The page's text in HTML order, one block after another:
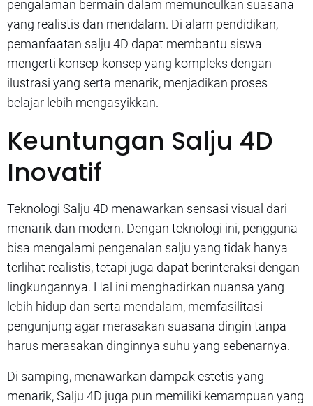
pengalaman bermain dalam memunculkan suasana
yang realistis dan mendalam. Di alam pendidikan,
pemanfaatan salju 4D dapat membantu siswa
mengerti konsep-konsep yang kompleks dengan
ilustrasi yang serta menarik, menjadikan proses
belajar lebih mengasyikkan.
Keuntungan Salju 4D
Inovatif
Teknologi Salju 4D menawarkan sensasi visual dari
menarik dan modern. Dengan teknologi ini, pengguna
bisa mengalami pengenalan salju yang tidak hanya
terlihat realistis, tetapi juga dapat berinteraksi dengan
lingkungannya. Hal ini menghadirkan nuansa yang
lebih hidup dan serta mendalam, memfasilitasi
pengunjung agar merasakan suasana dingin tanpa
harus merasakan dinginnya suhu yang sebenarnya.
Di samping, menawarkan dampak estetis yang
menarik, Salju 4D juga pun memiliki kemampuan yang